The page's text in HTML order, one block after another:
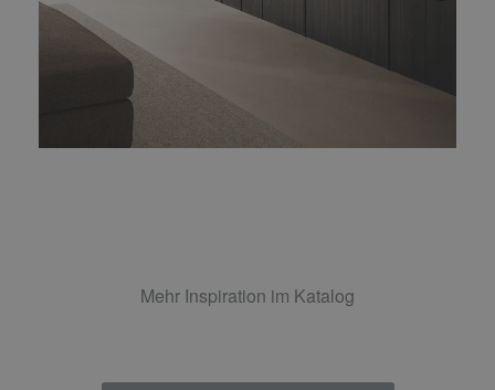
Mehr Inspiration im Katalog